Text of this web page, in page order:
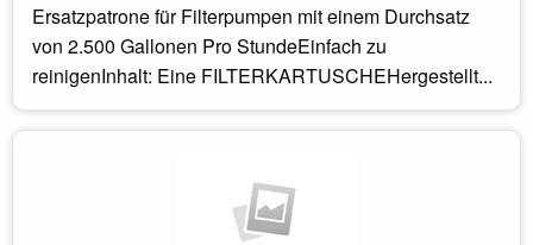
Ersatzpatrone für Filterpumpen mit einem Durchsatz
von 2.500 Gallonen Pro StundeEinfach zu
reinigenInhalt: Eine FILTERKARTUSCHEHergestellt...